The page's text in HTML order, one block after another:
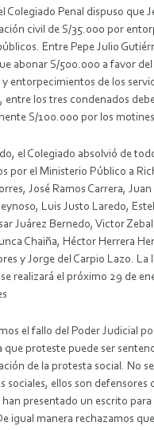
Colegiado Penal dispuso que
civil de S/35.000 por
Entre Pepe Julio
abonar S/500.000 a favor
entorpecimientos de los
entre los tres condenados
S/100.000 por los
el Colegiado absolvió de
por el Ministerio Público a
José Ramos Carrera,
Luis Justo Laredo,
Juárez Bernedo, Victor
Chaiña, Héctor Herrera
y Jorge del Carpio Lazo. La
realizará el próximo 29 de
el fallo del Poder Judicial
que proteste puede ser
de la protesta social. No
sociales, ellos son defensores
presentado un escrito para
igual manera rechazamos